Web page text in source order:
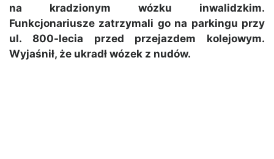
na kradzionym wózku inwalidzkim.
Funkcjonariusze zatrzymali go na parkingu przy
ul. 800-lecia przed przejazdem kolejowym.
Wyjaśnił, że ukradł wózek z nudów.